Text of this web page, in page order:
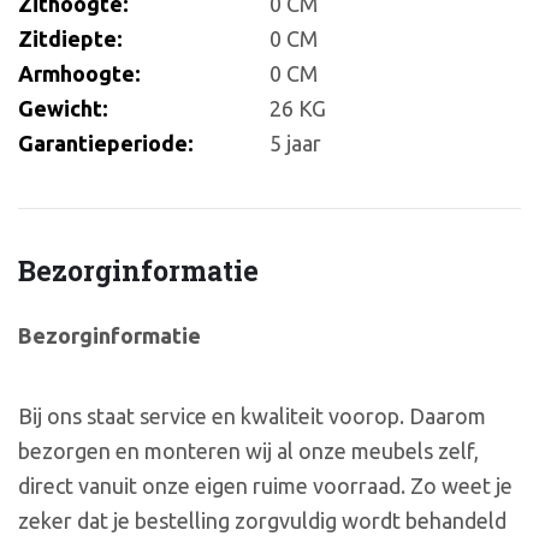
Zitdiepte:
0 CM
Armhoogte:
0 CM
Gewicht:
26 KG
Garantieperiode:
5 jaar
Bezorginformatie
Bezorginformatie
Bij ons staat service en kwaliteit voorop. Daarom
bezorgen en monteren wij al onze meubels zelf,
direct vanuit onze eigen ruime voorraad. Zo weet je
zeker dat je bestelling zorgvuldig wordt behandeld